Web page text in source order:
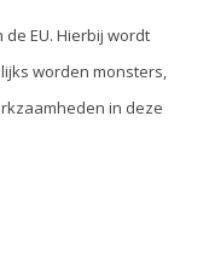
EU. Hierbij wordt
worden monsters,
in deze